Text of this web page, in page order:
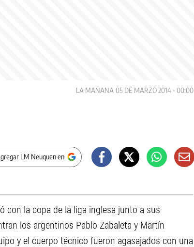
LA MAÑANA 05 DE MARZO 2014 - 00:00
LM Neuquen en
con la copa de la liga inglesa junto a sus
los argentinos Pablo Zabaleta y Martín
y el cuerpo técnico fueron agasajados con una